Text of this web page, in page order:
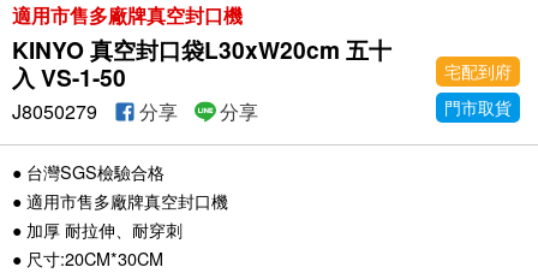
適用市售多廠牌真空封口機
KINYO 真空封口袋L30xW20cm 五十
入 VS-1-50
宅配到府
門市取貨
J8050279 分享 分享
● 台灣SGS檢驗合格
● 適用市售多廠牌真空封口機
● 加厚 耐拉伸、耐穿刺
● 尺寸:20CM*30CM